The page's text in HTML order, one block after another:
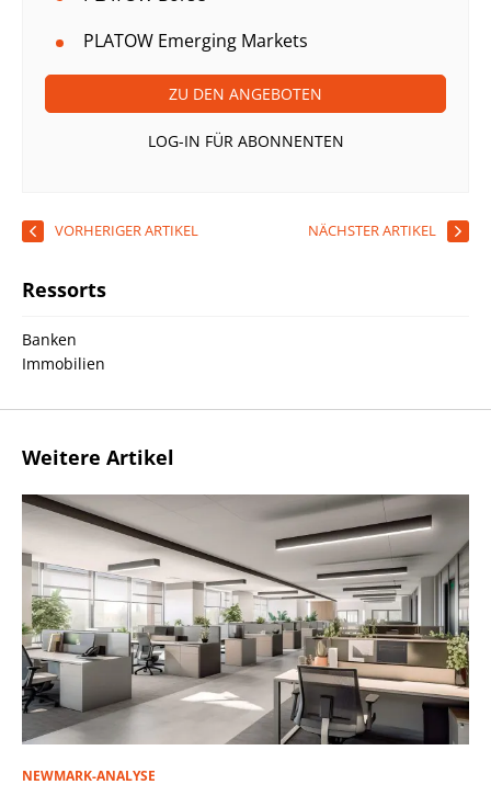
PLATOW Emerging Markets
ZU DEN ANGEBOTEN
LOG-IN FÜR ABONNENTEN
VORHERIGER ARTIKEL NÄCHSTER ARTIKEL
Ressorts
Banken
Immobilien
Weitere Artikel
NEWMARK-ANALYSE